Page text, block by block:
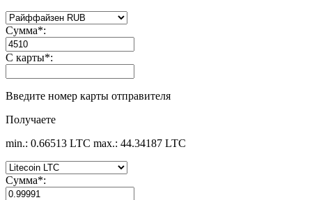
Сумма*:
С карты*:
Введите номер карты отправителя
Получаете
min.: 0.66513 LTC max.: 44.34187 LTC
Сумма*: